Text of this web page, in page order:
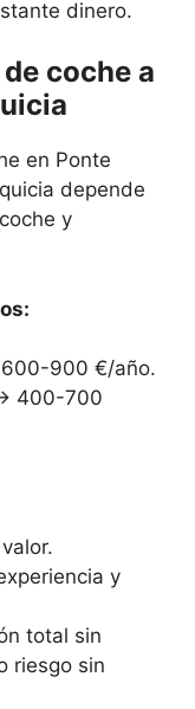
dinero.
coche a
en Ponte
depende
y
900 €/año.
400-700
y
total sin
riesgo sin